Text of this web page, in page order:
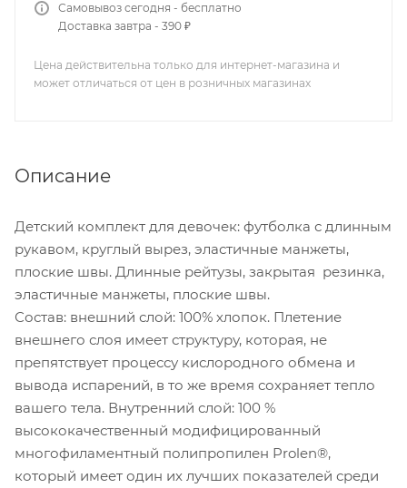
Самовывоз сегодня - бесплатно
Доставка завтра - 390 ₽
Цена действительна только для интернет-магазина и
может отличаться от цен в розничных магазинах
Описание
Детский комплект для девочек: футболка с длинным
рукавом, круглый вырез, эластичные манжеты,
плоские швы. Длинные рейтузы, закрытая резинка,
эластичные манжеты, плоские швы.
Состав: внешний слой: 100% хлопок. Плетение
внешнего слоя имеет структуру, которая, не
препятствует процессу кислородного обмена и
вывода испарений, в то же время сохраняет тепло
вашего тела. Внутренний слой: 100 %
высококачественный модифицированный
многофиламентный полипропилен Prolen®,
который имеет один их лучших показателей среди